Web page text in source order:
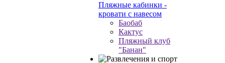
Пляжные кабинки -
кровати с навесом
Баобаб
Кактус
Пляжный клуб
"Банан"